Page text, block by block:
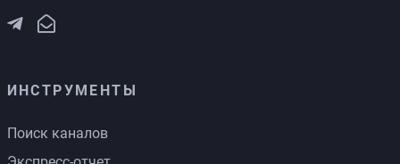
ИНСТРУМЕНТЫ
Поиск каналов